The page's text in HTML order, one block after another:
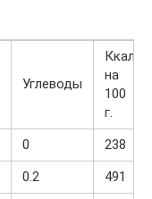
Углеводы
Ккал
на
100
г.
0
238
0.2
491